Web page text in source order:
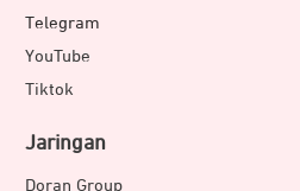
Telegram
YouTube
Tiktok
Jaringan
Doran Group